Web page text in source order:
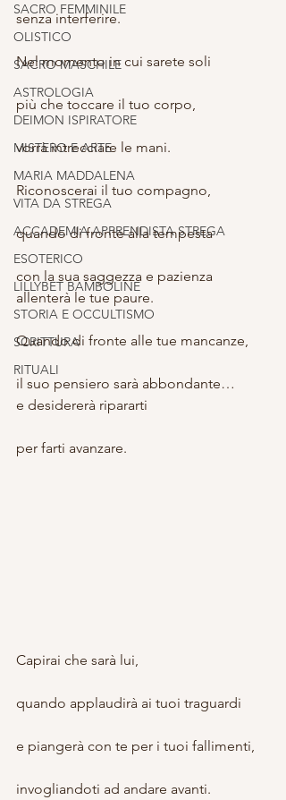
SACRO FEMMINILE
OLISTICO
SACRO MASCHILE
ASTROLOGIA
DEIMON ISPIRATORE
MISTERO E ARTE
MARIA MADDALENA
VITA DA STREGA
ACCADEMIA APPRENDISTA STREGA
ESOTERICO
LILLYBET BAMBOLINE
STORIA E OCCULTISMO
SCRITTURA
RITUALI
senza interferire.
Nel momento in cui sarete soli
più che toccare il tuo corpo,
vorrà intrecciare le mani.
Riconoscerai il tuo compagno,
quando di fronte alla tempesta
con la sua saggezza e pazienza
allenterà le tue paure.
Quando di fronte alle tue mancanze,
il suo pensiero sarà abbondante…
e desidererà ripararti
per farti avanzare.
Capirai che sarà lui,
quando applaudirà ai tuoi traguardi
e piangerà con te per i tuoi fallimenti,
invogliandoti ad andare avanti.